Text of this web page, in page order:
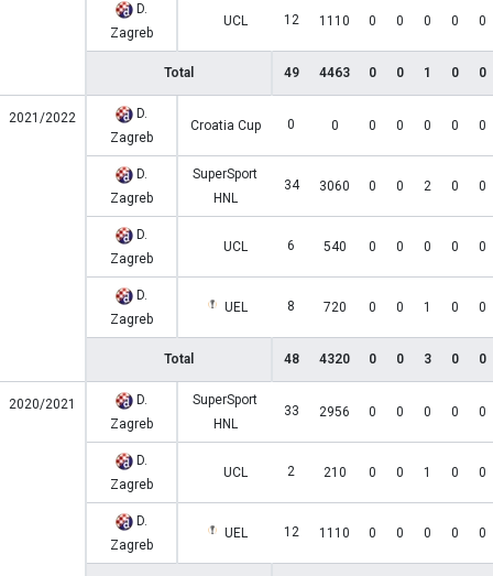
D.
Zagreb
UCL 12 1110 0 0 0 0 0
Total 49 4463 0 0 1 0 0
2021/2022
D.
Zagreb
Croatia Cup 0 0 0 0 0 0 0
D.
Zagreb
SuperSport
HNL
34 3060 0 0 2 0 0
D.
Zagreb
UCL 6 540 0 0 0 0 0
D.
Zagreb
UEL 8 720 0 0 1 0 0
Total 48 4320 0 0 3 0 0
2020/2021
D.
Zagreb
SuperSport
HNL
33 2956 0 0 0 0 0
D.
Zagreb
UCL 2 210 0 0 1 0 0
D.
Zagreb
UEL 12 1110 0 0 0 0 0